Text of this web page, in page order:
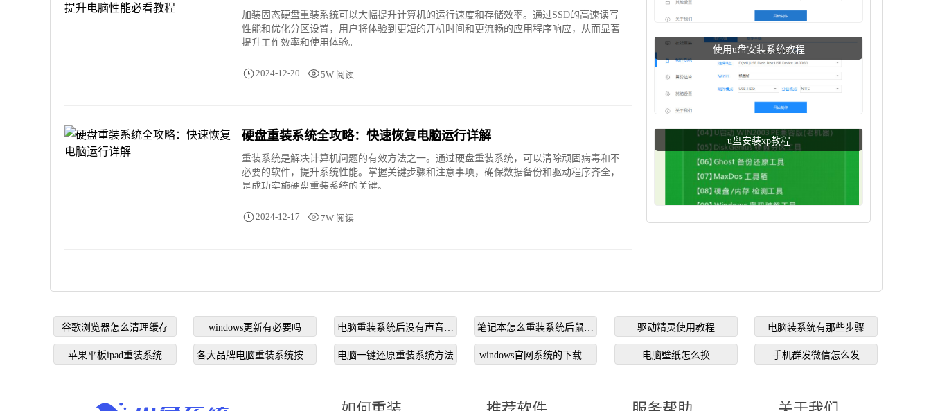
加装固态硬盘重装系统可以大幅提升计算机的运行速度和存储效率。通过SSD的高速读写
性能和优化分区设置，用户将体验到更短的开机时间和更流畅的应用程序响应，从而显著
提升工作效率和使用体验。
2024-12-20 5W 阅读
硬盘重装系统全攻略：快速恢复电脑运行详解
重装系统是解决计算机问题的有效方法之一。通过硬盘重装系统，可以清除顽固病毒和不
必要的软件，提升系统性能。掌握关键步骤和注意事项，确保数据备份和驱动程序齐全，
是成功实施硬盘重装系统的关键。
2024-12-17 7W 阅读
使用u盘安装系统教程
u盘安装xp教程
谷歌浏览器怎么清理缓存 windows更新有必要吗
电脑重装系统后没有声音怎
么办
笔记本怎么重装系统后鼠标
不能用
驱动精灵使用教程 电脑装系统有那些步骤
苹果平板ipad重装系统
各大品牌电脑重装系统按哪
电脑一键还原重装系统方法
windows官网系统的下载流
电脑壁纸怎么换 手机群发微信怎么发